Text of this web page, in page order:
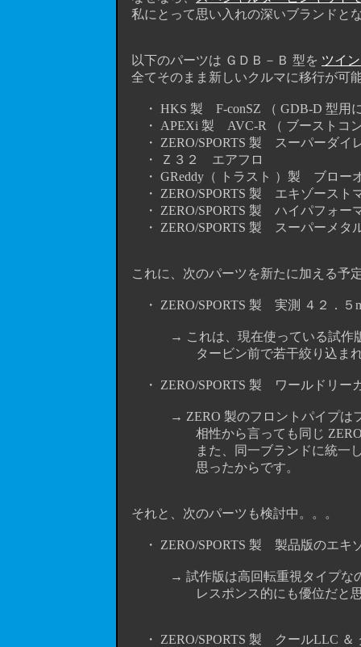
私にとって思い入れの深いブランドと
以下のパーツは ＧＤＢ－Ｂ 型を ツイ
全てそのまま新しいクルマに移行が可
・ HKS 製 F-conSZ （ GDB-D 型用に
・ APEXi 製 AVC-R （ ブーストコン
・ ZERO/SPORTS 製 スーパーダイレ
・ Ｚ３２ エアフロ
・ GReddy（ トラスト ）製 ブロー
・ ZERO/SPORTS 製 エキゾーストマ
・ ZERO/SPORTS 製 ハイパフォー
・ ZERO/SPORTS 製 スーパーメタ
これに、次のパーツを新たに加える予
・ ZERO/SPORTS 製 実測 ４２．５
→ これは、現在使っている試作版 ４
タービン前で若干絞り込まれて、
・ ZERO/SPORTS 製 ワールドリー
→ ZERO 製のフロントパイプはフラ
相性から言っても同じ ZERO 製
また、同一ブランドに統一したほ
思ったからです。
それと、次のパーツも検討中。。。
・ ZERO/SPORTS 製 製品版のエキゾ
→ 試作版は高回転重視タイプなので
レスポンス的にも優位だと思
・ ZERO/SPORTS 製 クールLLC ＆